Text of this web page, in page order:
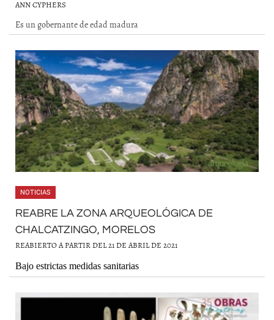
ANN CYPHERS
Es un gobernante de edad madura
NOTICIAS
REABRE LA ZONA ARQUEOLÓGICA DE
CHALCATZINGO, MORELOS
REABIERTO A PARTIR DEL 21 DE ABRIL DE 2021
Bajo estrictas medidas sanitarias